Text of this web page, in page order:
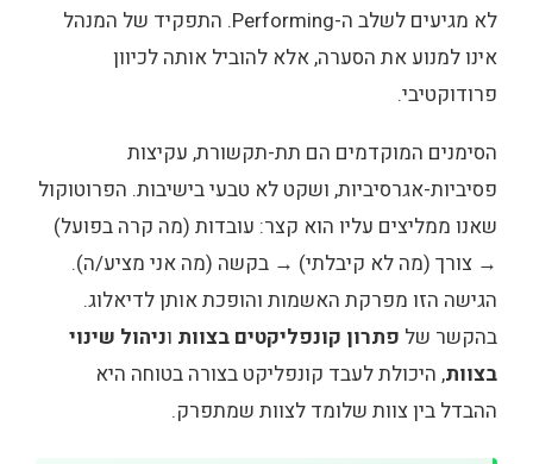
לא מגיעים לשלב ה-Performing. התפקיד של המנהל
אינו למנוע את הסערה, אלא להוביל אותה לכיוון
פרודוקטיבי.
הסימנים המוקדמים הם תת-תקשורת, עקיצות
פסיביות-אגרסיביות, ושקט לא טבעי בישיבות. הפרוטוקול
שאנו ממליצים עליו הוא קצר: עובדות (מה קרה בפועל)
→ צורך (מה לא קיבלתי) → בקשה (מה אני מציע/ה).
הגישה הזו מפרקת האשמות והופכת אותן לדיאלוג.
בהקשר של פתרון קונפליקטים בצוות וניהול שינוי
בצוות, היכולת לעבד קונפליקט בצורה בטוחה היא
ההבדל בין צוות שלומד לצוות שמתפרק.